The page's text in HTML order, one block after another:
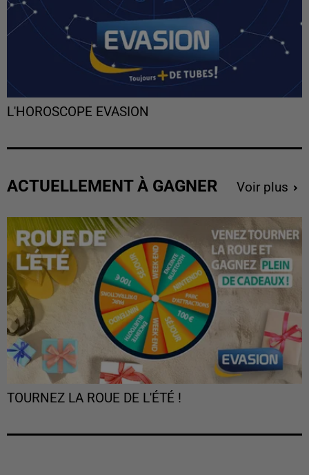
L'HOROSCOPE EVASION
ACTUELLEMENT À GAGNER Voir plus
TOURNEZ LA ROUE DE L'ÉTÉ !